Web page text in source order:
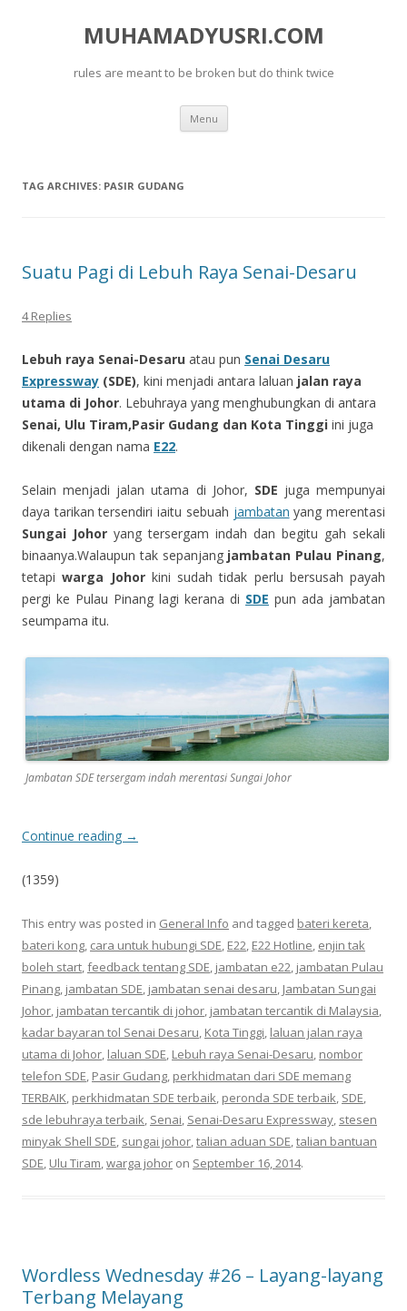
MUHAMADYUSRI.COM
rules are meant to be broken but do think twice
Menu Skip
content
TAG ARCHIVES: PASIR GUDANG
Suatu Pagi di Lebuh Raya Senai-Desaru
4 Replies
Lebuh raya Senai-Desaru atau pun Senai Desaru
Expressway (SDE), kini menjadi antara laluan jalan raya
utama di Johor. Lebuhraya yang menghubungkan di antara
Senai, Ulu Tiram,Pasir Gudang dan Kota Tinggi ini juga
dikenali dengan nama E22.
Selain menjadi jalan utama di Johor, SDE juga mempunyai
daya tarikan tersendiri iaitu sebuah jambatan yang merentasi
Sungai Johor yang tersergam indah dan begitu gah sekali
binaanya.Walaupun tak sepanjang jambatan Pulau Pinang,
tetapiwarga Johorkini sudah tidak perlu bersusah payah
pergi ke Pulau Pinang lagi kerana di SDE pun ada jambatan
seumpama itu.
Jambatan SDE tersergam indah merentasi Sungai Johor
Continue reading →
(1359)
This entry was posted in General Info and tagged bateri kereta,
bateri kong, cara untuk hubungi SDE, E22, E22 Hotline, enjin tak
boleh start,feedback tentang SDE, jambatan e22, jambatan Pulau
Pinang, jambatan SDE, jambatan senai desaru, Jambatan Sungai
Johor, jambatan tercantik di johor, jambatan tercantik di Malaysia,
kadar bayaran tol Senai Desaru, Kota Tinggi, laluan jalan raya
utama di Johor, laluan SDE, Lebuh raya Senai-Desaru, nombor
telefon SDE, Pasir Gudang, perkhidmatan dari SDE memang
TERBAIK, perkhidmatan SDE terbaik, peronda SDE terbaik, SDE,
sde lebuhraya terbaik, Senai, Senai-Desaru Expressway, stesen
minyak Shell SDE, sungai johor,talian aduan SDE,talian bantuan
SDE, Ulu Tiram,warga johor on September 16, 2014.
Wordless Wednesday #26 – Layang-layang
Terbang Melayang